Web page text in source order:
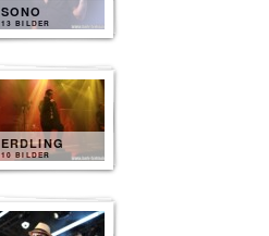
SONO
13 BILDER
ERDLING
10 BILDER